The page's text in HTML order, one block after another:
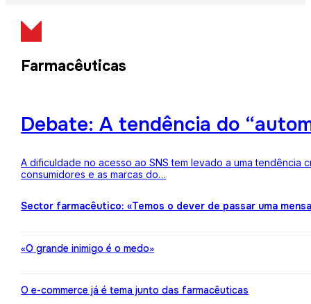
Farmacêuticas
Debate: A tendência do
A dificuldade no acesso ao SNS tem levado a uma
consumidores e as marcas do…
Sector farmacêutico: «Temos o dever de passar uma
«O grande inimigo é o medo»
O e-commerce já é tema junto das farmacêuticas